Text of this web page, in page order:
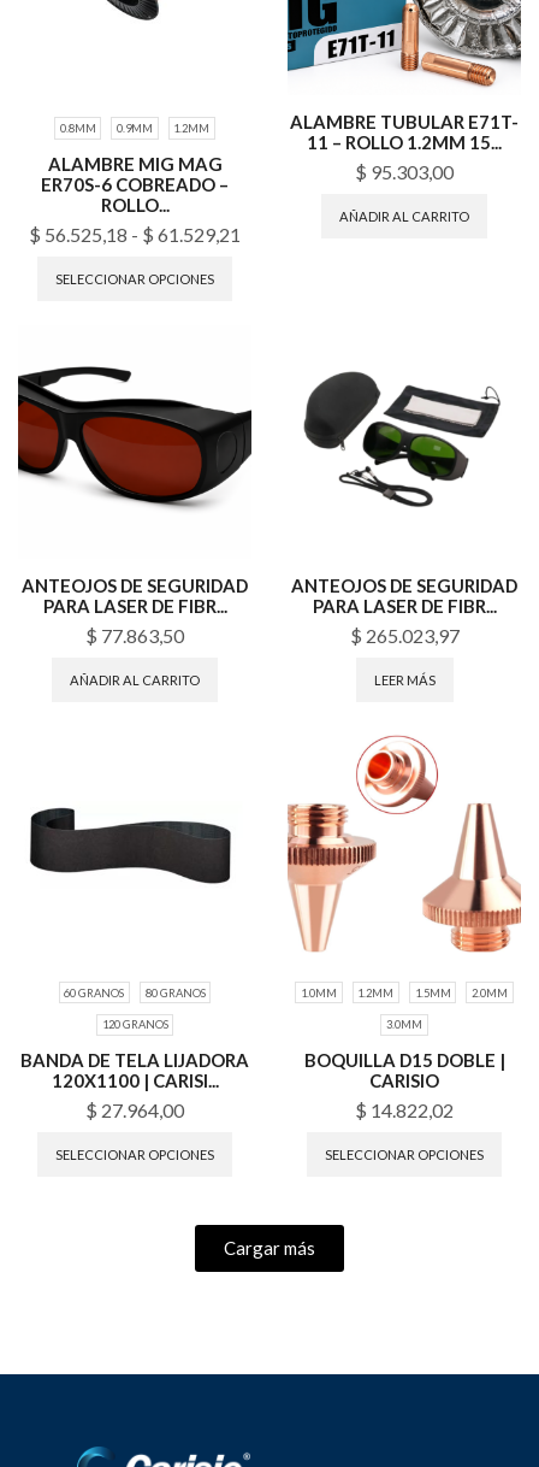
0.8MM 0.9MM 1.2MM
ALAMBRE MIG MAG
ER70S-6 COBREADO –
ROLLO...
$ 56.525,18 - $ 61.529,21
SELECCIONAR OPCIONES
ALAMBRE TUBULAR E71T-
11 – ROLLO 1.2MM 15...
$ 95.303,00
AÑADIR AL CARRITO
ANTEOJOS DE SEGURIDAD
PARA LASER DE FIBR...
$ 77.863,50
AÑADIR AL CARRITO
ANTEOJOS DE SEGURIDAD
PARA LASER DE FIBR...
$ 265.023,97
LEER MÁS
60 GRANOS 80 GRANOS
120 GRANOS
BANDA DE TELA LIJADORA
120X1100 | CARISI...
$ 27.964,00
SELECCIONAR OPCIONES
1.0MM 1.2MM 1.5MM 2.0MM
3.0MM
BOQUILLA D15 DOBLE |
CARISIO
$ 14.822,02
SELECCIONAR OPCIONES
Cargar más